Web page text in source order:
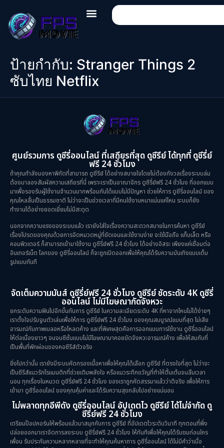
ป้ายกำกับ: Stranger Things 2
ซับไทย Netflix
ศูนย์รวมการ ดูซีรี่ออนไลน์ ที่เสถียรที่สุด ดูซีรีย์ ได้ทุกที่ ดูซีรี่ย์
ฟรี 24 ชั่วโมง
ถ้าคุณกำลังมองหาพิกัดที่สามารถ ดูซีรีย์ ได้อย่างสบายใจโดยไม่ต้องกังวลเรื่องระบบล่ม
ต้องมาลองสัมผัสความเสถียรที่นี่ เพราะเราเป็นอาณาจักร ดูซีรี่ย์ฟรี 24 ชั่วโมง ที่ออกแบบ
มาเพื่อรองรับผู้ใช้งานจำนวนมากพร้อมกันได้แบบไม่มีปัญหา ช่วยให้การ ดูซีรี่ออนไลน์ ของ
คุณไหลลื่นเป็นธรรมชาติ ไม่ว่าจะเป็นช่วงเวลาที่มีคนใช้งานหนาแน่นแค่ไหน ระบบก็ยัง
ทำงานได้อย่างยอดเยี่ยมไม่มีสะดุด
นอกจากความแรงของระบบแล้ว เรายังใส่ใจเรื่องความสะดวกสบายในการค้นหา ดูซีรีย์
เรื่องโปรดของคุณด้วยการจัดหมวดหมู่ที่ชัดเจนและใช้งานง่าย จะใช้มือถือ แท็บเล็ต หรือ
คอมพิวเตอร์ ก็สามารถเข้ามาใช้งาน ดูซีรี่ย์ฟรี 24 ชั่วโมง ได้อย่างอิสระ เพียงแค่เชื่อมต่อ
อินเทอร์เน็ต โลกของ ดูซีรี่ออนไลน์ ก็จะถูกเปิดออกเพื่อให้คุณได้รับความบันเทิงแบบเต็ม
รูปแบบทันที
จัดเต็มความมันส์ ดูซีรี่ย์ฟรี 24 ชั่วโมง ดูซีรีย์ ชัดระดับ 4K ดูซีรี่
ออนไลน์ ไม่มีโฆษณากัดจังหวะ
ยกระดับความฟินไปอีกขั้นกับการ ดูซีรีย์ ในความละเอียดระดับ 4K ที่หาจากไหนไม่ได้ง่ายๆ
เราตั้งใจปรับจูนตัวเล่นเพื่อให้การ ดูซีรี่ย์ฟรี 24 ชั่วโมง ของคุณสมบูรณ์แบบที่สุด ไม่เสีย
อารมณ์กับภาพเบลอหรือโหลดค้าง และที่พิเศษสุดคือการออกแบบการใช้งาน ดูซีรี่ออนไลน์
ให้ต่อเนื่องยาวๆ จนจบซีซั่นแบบไม่มีโฆษณามาคอยขัดจังหวะอารมณ์ค้าง เพื่อให้สมกับที่
เป็นพื้นที่พักผ่อนของคอซีรีส์ตัวจริง
ยิ่งไปกว่านั้น เรายังมีระบบคัดกรองเนื้อหาเพื่อให้คุณได้เลือก ดูซีรีย์ ที่ตรงใจที่สุด ไม่ว่าจะ
เป็นซีรีส์แนวรักโรแมนติกที่ช่วยเติมพลังใจ หรือแนวระทึกขวัญที่ทำให้ตื่นเต้นจนลืมเวลา
นอน ทุกเรื่องในหมวด ดูซีรี่ย์ฟรี 24 ชั่วโมง ของเราถูกคัดสรรมาแล้วว่าดีจริง เพื่อให้การ
เข้ามา ดูซีรี่ออนไลน์ ของคุณคุ้มค่าและได้รับความสุขกลับไปอย่างแน่นอน
ไม่พลาดทุกอีพีดัง ดูซีรี่ออนไลน์ อัปเดตไว ดูซีรีย์ ได้ไม่จำกัด ดู
ซีรี่ย์ฟรี 24 ชั่วโมง
เตรียมป๊อปคอร์นให้พร้อมแล้วมาสนุกกับการ ดูซีรีย์ ที่อัปเดตไวระดับวินาที ทุกตอนที่พึ่ง
ปล่อยออกมาเราจัดการลงระบบ ดูซีรี่ย์ฟรี 24 ชั่วโมง ให้ทันทีเพื่อให้คุณได้รับชมก่อนใคร
เพื่อน รับประกันความหลากหลายที่จะทำให้คุณค้นหาการ ดูซีรี่ออนไลน์ ได้ไม่มีคำว่าเบื่อ